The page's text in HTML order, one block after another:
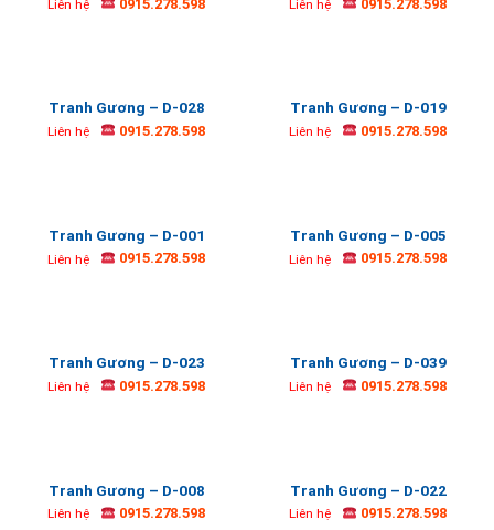
Liên hệ 0915.278.598 Liên hệ 0915.278.598
Tranh Gương – D-028
Liên hệ 0915.278.598
Tranh Gương – D-019
Liên hệ 0915.278.598
Tranh Gương – D-001
Liên hệ 0915.278.598
Tranh Gương – D-005
Liên hệ 0915.278.598
Tranh Gương – D-023
Liên hệ 0915.278.598
Tranh Gương – D-039
Liên hệ 0915.278.598
Tranh Gương – D-008
Liên hệ 0915.278.598
Tranh Gương – D-022
Liên hệ 0915.278.598